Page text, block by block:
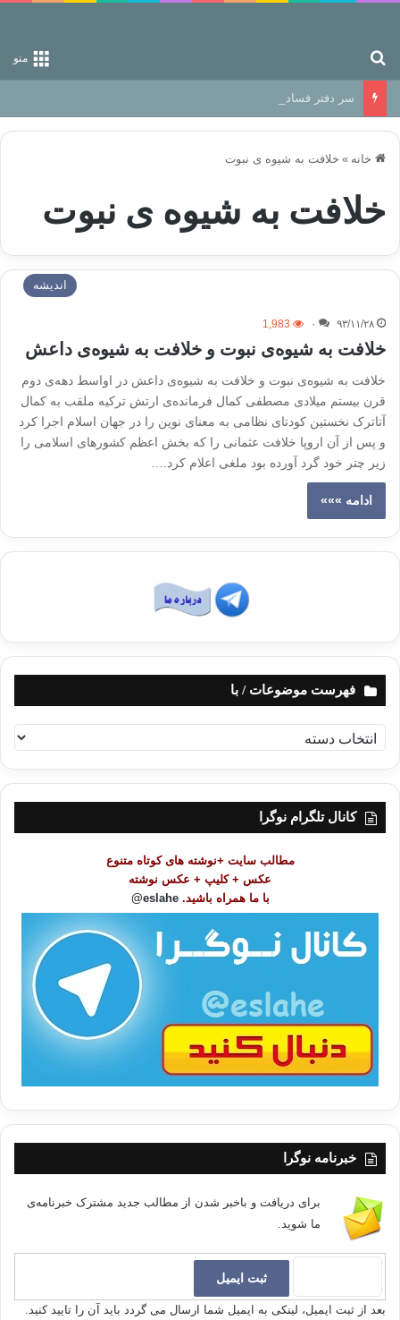
منو
سر دفتر فساد در زمین‌، دوری وکناره‌گیری از راه خداست‌!
خانه » خلافت به شیوه ی نبوت
خلافت به شیوه ی نبوت
اندیشه
۹۳/۱۱/۲۸ ۰ 1,983
خلافت به شیوه‌ی نبوت و خلافت به شیوه‌ی داعش
خلافت به شیوه‌ی نبوت و خلافت به شیوه‌ی داعش در اواسط دهه‌ی دوم
قرن بیستم میلادی مصطفی کمال فرمانده‌ی ارتش ترکیه ملقب به کمال
آتاترک نخستین کودتای نظامی به معنای نوین را در جهان اسلام اجرا کرد
و پس از آن اروپا خلافت عثمانی را که بخش اعظم کشورهای اسلامی را
زیر چتر خود گرد آورده بود ملغی اعلام کرد.…
ادامه »»»
فهرست موضوعات / با
ه
ر
کانال تلگرام نوگرا
مطالب سایت +نوشته های کوتاه متنوع
عکس + کلیپ + عکس نوشته
با ما همراه باشید. eslahe@
خبرنامه نوگرا
برای دریافت و باخبر شدن از مطالب جدید مشترک خبرنامه‌ی
ما شوید.
بعد از ثبت ایمیل، لینکی به ایمیل شما ارسال می گردد باید آن را تایید کنید.